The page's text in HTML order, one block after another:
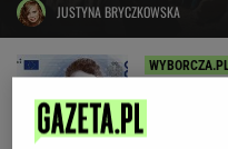
JUSTYNA BRYCZKOWSKA